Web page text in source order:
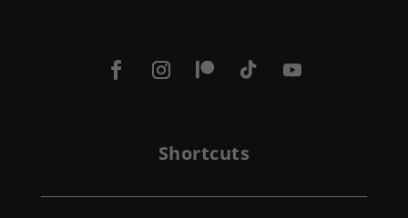
Shortcuts